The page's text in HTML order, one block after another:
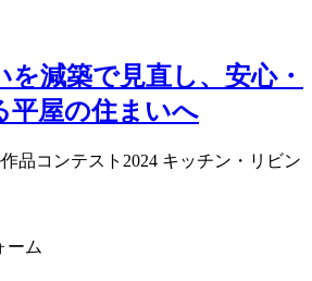
減築で見直し、安心・
平屋の住まいへ
品コンテスト2024 キッチン・リビン
ーム